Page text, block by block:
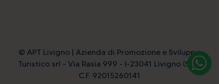
© APT Livigno | Azienda di Promozione e Sviluppo
Turistico srl - Via Rasia 999 - I-23041 Livigno (So) |
C.F. 92015260141